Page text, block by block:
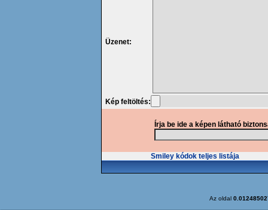
Üzenet:
Kép feltöltés:
Írja be ide a képen látható
Smiley kódok teljes listája
Az oldal